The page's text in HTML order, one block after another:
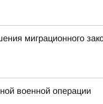
миграционного
военной операции